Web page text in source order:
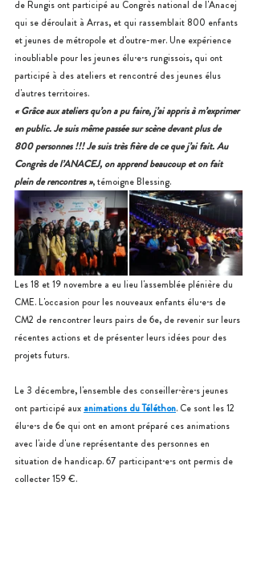
de Rungis ont participé au Congrès national de l'Anacej
qui se déroulait à Arras, et qui rassemblait 800 enfants
et jeunes de métropole et d'outre-mer. Une expérience
inoubliable pour les jeunes élu·e·s rungissois, qui ont
participé à des ateliers et rencontré des jeunes élus
d'autres territoires.
« Grâce aux ateliers qu’on a pu faire, j’ai appris à m’exprimer
en public. Je suis même passée sur scène devant plus de
800 personnes !!! Je suis très fière de ce que j’ai fait. Au
Congrès de l’ANACEJ, on apprend beaucoup et on fait
plein de rencontres », témoigne Blessing.
Les 18 et 19 novembre a eu lieu l'assemblée plénière du
CME. L'occasion pour les nouveaux enfants élu·e·s de
CM2 de rencontrer leurs pairs de 6e, de revenir sur leurs
récentes actions et de présenter leurs idées pour des
projets futurs.
Le 3 décembre, l'ensemble des conseiller·ère·s jeunes
ont participé aux animations du Téléthon. Ce sont les 12
élu·e·s de 6e qui ont en amont préparé ces animations
avec l'aide d'une représentante des personnes en
situation de handicap. 67 participant·e·s ont permis de
collecter 159 €.